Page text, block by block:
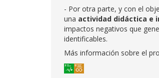
- Por otra parte, y con el
una actividad didáctica e
impactos negativos que
identificables.
Más información sobre el